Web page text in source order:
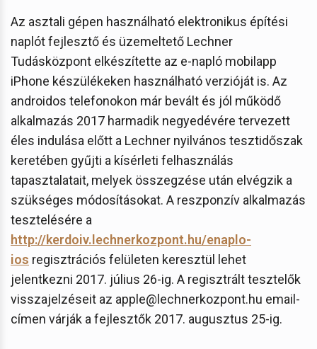
Az asztali gépen használható elektronikus építési
naplót fejlesztő és üzemeltető Lechner
Tudásközpont elkészítette az e-napló mobilapp
iPhone készülékeken használható verzióját is. Az
androidos telefonokon már bevált és jól működő
alkalmazás 2017 harmadik negyedévére tervezett
éles indulása előtt a Lechner nyilvános tesztidőszak
keretében gyűjti a kísérleti felhasználás
tapasztalatait, melyek összegzése után elvégzik a
szükséges módosításokat. A reszponzív alkalmazás
tesztelésére a
http://kerdoiv.lechnerkozpont.hu/enaplo-
ios regisztrációs felületen keresztül lehet
jelentkezni 2017. július 26-ig. A regisztrált tesztelők
visszajelzéseit az apple@lechnerkozpont.hu email-
címen várják a fejlesztők 2017. augusztus 25-ig.